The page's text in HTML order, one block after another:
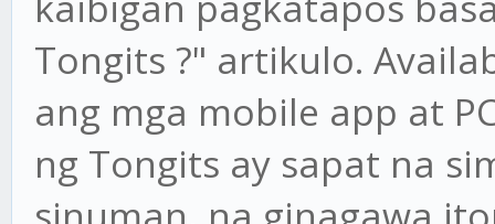
Tongits ?" artikulo.
ang mga mobile app at
ng Tongits ay sapat na